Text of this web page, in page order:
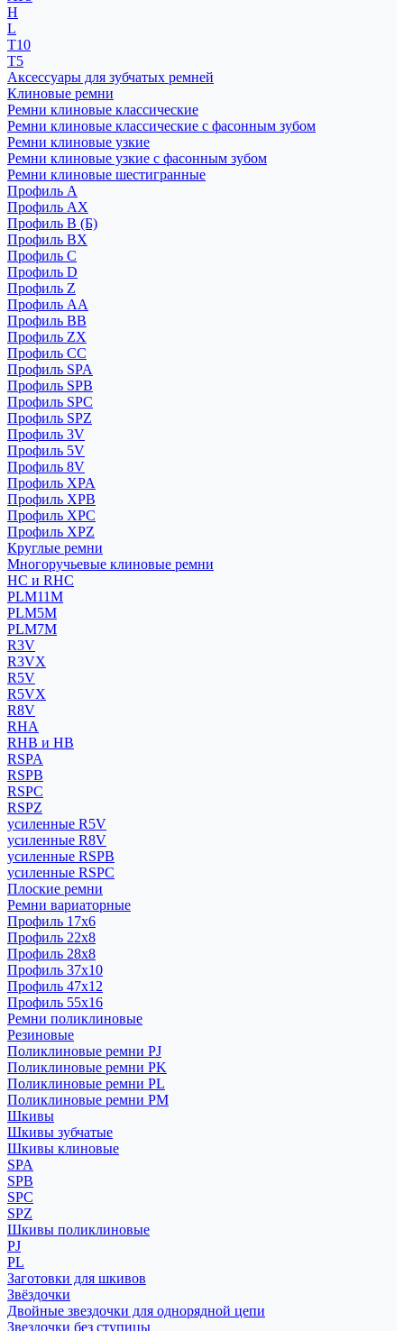
H
L
T10
T5
Аксессуары для зубчатых ремней
Клиновые ремни
Ремни клиновые классические
Ремни клиновые классические с фасонным зубом
Ремни клиновые узкие
Ремни клиновые узкие с фасонным зубом
Ремни клиновые шестигранные
Профиль A
Профиль AX
Профиль B (Б)
Профиль BX
Профиль C
Профиль D
Профиль Z
Профиль АА
Профиль BB
Профиль ZX
Профиль CC
Профиль SPA
Профиль SPB
Профиль SPC
Профиль SPZ
Профиль 3V
Профиль 5V
Профиль 8V
Профиль XPA
Профиль XPB
Профиль XPC
Профиль XPZ
Круглые ремни
Многоручьевые клиновые ремни
HC и RHC
PLM11M
PLM5M
PLM7M
R3V
R3VX
R5V
R5VX
R8V
RHA
RHB и HB
RSPA
RSPB
RSPC
RSPZ
усиленные R5V
усиленные R8V
усиленные RSPB
усиленные RSPC
Плоские ремни
Ремни вариаторные
Профиль 17x6
Профиль 22x8
Профиль 28x8
Профиль 37x10
Профиль 47x12
Профиль 55x16
Ремни поликлиновые
Резиновые
Поликлиновые ремни PJ
Поликлиновые ремни PK
Поликлиновые ремни PL
Поликлиновые ремни PM
Шкивы
Шкивы зубчатые
Шкивы клиновые
SPA
SPB
SPC
SPZ
Шкивы поликлиновые
PJ
PL
Заготовки для шкивов
Звёздочки
Двойные звездочки для однорядной цепи
Звездочки без ступицы